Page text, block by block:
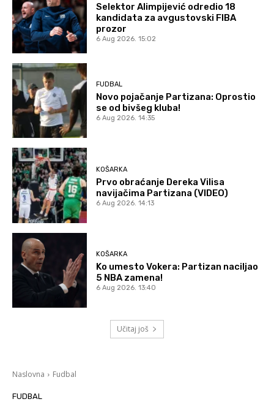
Selektor Alimpijević odredio 18
kandidata za avgustovski FIBA
prozor
6 Aug 2026. 15:02
FUDBAL
Novo pojačanje Partizana: Oprostio
se od bivšeg kluba!
6 Aug 2026. 14:35
KOŠARKA
Prvo obraćanje Dereka Vilisa
navijačima Partizana (VIDEO)
6 Aug 2026. 14:13
KOŠARKA
Ko umesto Vokera: Partizan naciljao
5 NBA zamena!
6 Aug 2026. 13:40
Učitaj još